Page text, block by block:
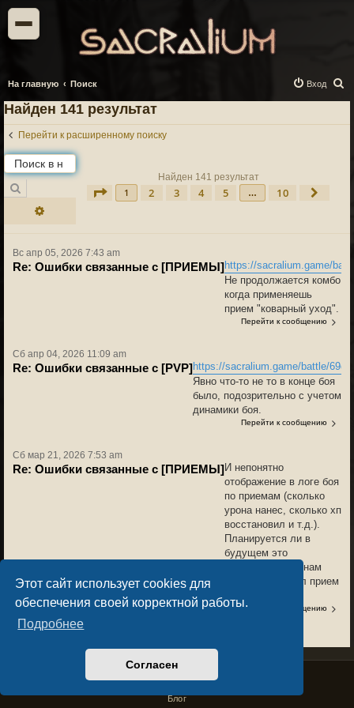
Этот сайт использует cookies для
обеспечения своей корректной работы.
Подробнее
Согласен
На главную Поиск
о
Вход
Найден 141 результат
Перейти к расширенному поиску
Расширенный поиск
Найден 141 результат
Страница 101 2 3 4 5 … 10 След.
Вс апр 05, 2026 7:43 am
Re: Ошибки связанные с [ПРИЕМЫ]https://sacralium.game/
Не продолжается комбо
когда применяешь
прием "коварный уход".
Перейти к сообщению
Сб апр 04, 2026 11:09 am
Re: Ошибки связанные с [PVP]https://sacralium.game/battle/
Явно что-то не то в конце боя
было, подозрительно с учетом
динамики боя.
Перейти к сообщению
Сб мар 21, 2026 7:53 am
Re: Ошибки связанные с [ПРИЕМЫ]И непонятно
отображение в логе боя
по приемам (сколько
урона нанес, сколько хп
восстановил и т.д.).
Планируется ли в
будущем это
исправлять или нам
гадать, сработал прием
Перейти к сообщению
Re: Ошибки связанные с [ПРИЕМЫ]
задумано или ошибка?
Privacy PolicyLicense Agreement
Copyright © Sacralium Games 2023-
Блог